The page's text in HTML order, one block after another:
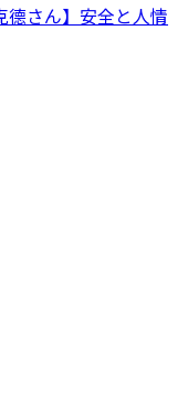
德さん】安全と人情